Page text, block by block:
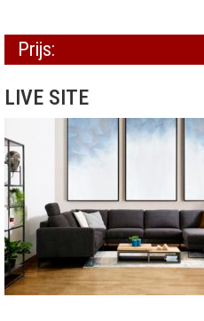
Prijs:
LIVE SITE